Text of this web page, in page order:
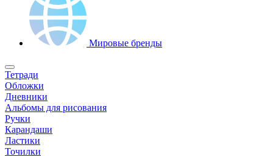
Мировые бренды
Тетради
Обложки
Дневники
Альбомы для рисования
Ручки
Карандаши
Ластики
Точилки